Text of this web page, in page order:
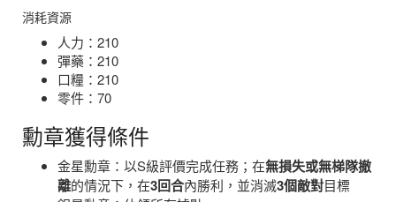
消耗資源
人力：210
彈藥：210
口糧：210
零件：70
勳章獲得條件
金星勳章：以S級評價完成任務；在無損失或無梯隊撤
離的情況下，在3回合內勝利，並消滅3個敵對目標